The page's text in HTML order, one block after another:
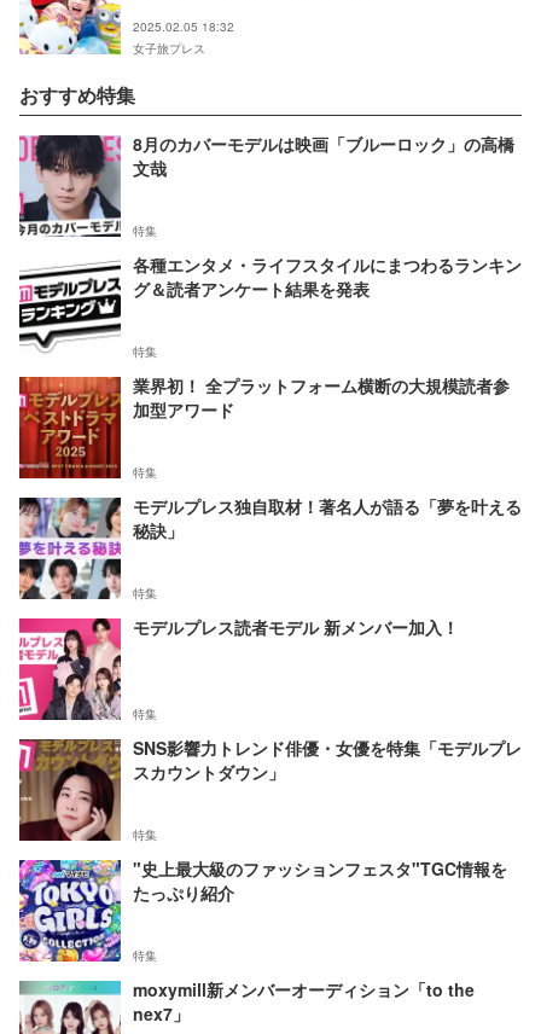
2025.02.05 18:32
女子旅プレス
おすすめ特集
8月のカバーモデルは映画「ブルーロック」の高橋
文哉
特集
各種エンタメ・ライフスタイルにまつわるランキン
グ＆読者アンケート結果を発表
特集
業界初！ 全プラットフォーム横断の大規模読者参
加型アワード
特集
モデルプレス独自取材！著名人が語る「夢を叶える
秘訣」
特集
モデルプレス読者モデル 新メンバー加入！
特集
SNS影響力トレンド俳優・女優を特集「モデルプレ
スカウントダウン」
特集
"史上最大級のファッションフェスタ"TGC情報を
たっぷり紹介
特集
moxymill新メンバーオーディション「to the
nex7」